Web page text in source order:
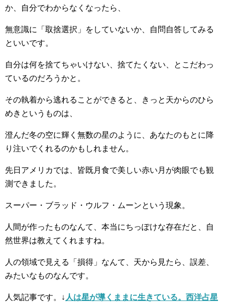
か、自分でわからなくなったら、
無意識に「取捨選択」をしていないか、自問自答してみる
といいです。
自分は何を捨てちゃいけない、捨てたくない、とこだわっ
ているのだろうかと。
その執着から逃れることができると、きっと天からのひら
めきというものは、
澄んだ冬の空に輝く無数の星のように、あなたのもとに降
り注いでくれるのかもしれません。
先日アメリカでは、皆既月食で美しい赤い月が肉眼でも観
測できました。
スーパー・ブラッド・ウルフ・ムーンという現象。
人間が作ったものなんて、本当にちっぽけな存在だと、自
然世界は教えてくれますね。
人の領域で見える「損得」なんて、天から見たら、誤差、
みたいなものなんです。
人気記事です。 ↓ 人は星が導くままに生きている。 西洋占星